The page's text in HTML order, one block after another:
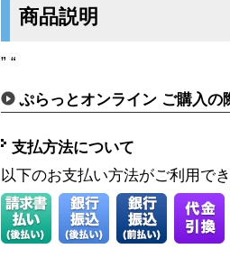
商品説明
” “
ぷらっとオンライン ご購入の
支払方法について
以下のお支払い方法がご利用で